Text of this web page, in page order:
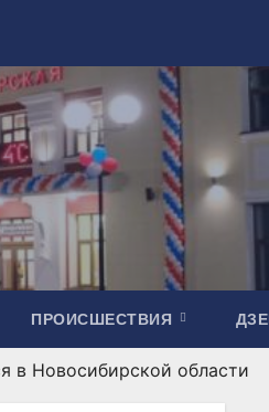
ПРОИСШЕСТВИЯ
в Новосибирской области